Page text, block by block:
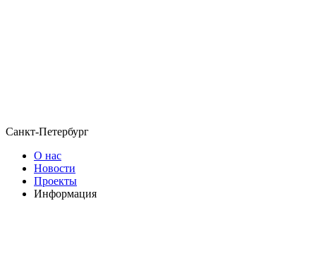
Санкт-Петербург
О нас
Новости
Проекты
Информация